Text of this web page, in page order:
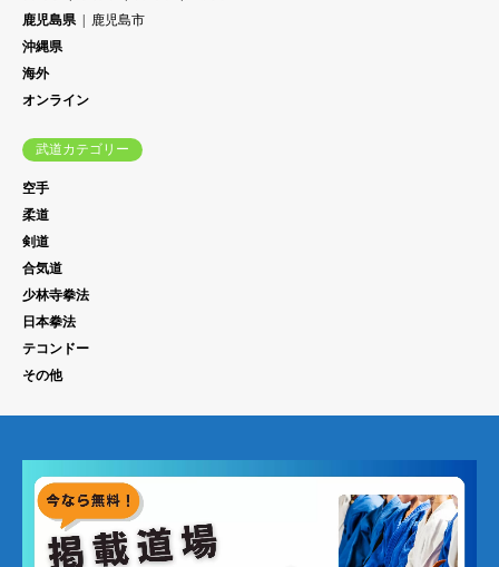
鹿児島県
鹿児島市
沖縄県
海外
オンライン
武道カテゴリー
空手
柔道
剣道
合気道
少林寺拳法
日本拳法
テコンドー
その他